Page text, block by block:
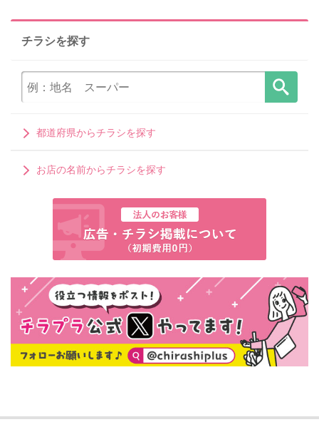
チラシを探す
都道府県からチラシを探す
お店の名前からチラシを探す